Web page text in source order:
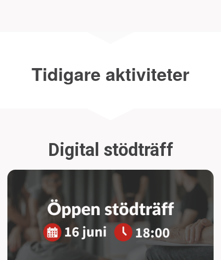
Tidigare aktiviteter
Digital stödträff